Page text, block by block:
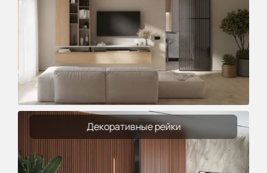
Декоративные рейки